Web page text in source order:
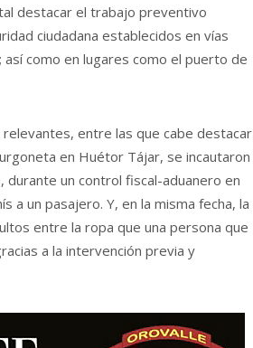
destacar el trabajo preventivo
ciudadana establecidos en vías
como en lugares como el puerto de
entre las que cabe destacar
en Huétor Tájar, se incautaron
durante un control fiscal-aduanero en
a un pasajero. Y, en la misma fecha, la
entre la ropa que una persona que
a la intervención previa y